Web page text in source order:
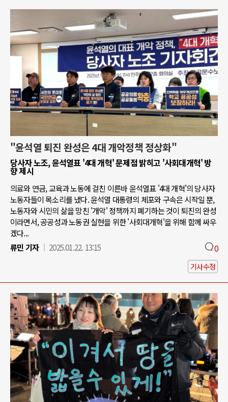
"윤석열 퇴진 완성은 4대 개악정책 정상화"
당사자 노조, 윤석열표 '4대 개혁' 문제점 밝히고 '사회대개혁' 방
향 제시
의료와 연금, 교육과 노동에 걸친 이른바 윤석열표 '4대 개혁'의 당사자
노동자들이 목소리를 냈다. 윤석열 대통령의 체포와 구속은 시작일 뿐,
노동자와 시민의 삶을 망친 '개악' 정책까지 폐기하는 것이 퇴진의 완성
이라면서, 공공성과 노동권 실현을 위한 '사회대개혁'을 위해 함께 싸우
겠다...
류민 기자
2025.01.22. 13:15 0
기사수정